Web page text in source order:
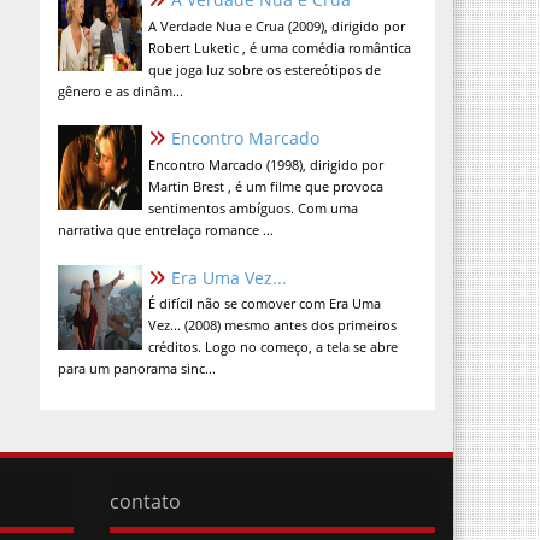
A Verdade Nua e Crua (2009), dirigido por
Robert Luketic , é uma comédia romântica
que joga luz sobre os estereótipos de
gênero e as dinâm...
Encontro Marcado
Encontro Marcado (1998), dirigido por
Martin Brest , é um filme que provoca
sentimentos ambíguos. Com uma
narrativa que entrelaça romance ...
Era Uma Vez...
É difícil não se comover com Era Uma
Vez... (2008) mesmo antes dos primeiros
créditos. Logo no começo, a tela se abre
para um panorama sinc...
contato